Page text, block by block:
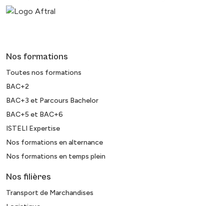
Nos formations
Toutes nos formations
BAC+2
BAC+3 et Parcours Bachelor
BAC+5 et BAC+6
ISTELI Expertise
Nos formations en alternance
Nos formations en temps plein
Nos filières
Transport de Marchandises